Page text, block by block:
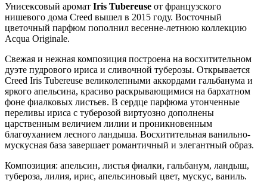
100ml
TESTER
Унисексовый аромат Iris Tubereuse от французского
нишевого дома Creed вышел в 2015 году. Восточный
цветочный парфюм пополнил весенне-летнюю коллекцию
Acqua Originale.
Свежая и нежная композиция построена на восхитительном
дуэте пудрового ириса и сливочной туберозы. Открывается
Creed Iris Tubereuse великолепными аккордами гальбанума и
яркого апельсина, красиво раскрывающимися на бархатном
фоне фиалковых листьев. В сердце парфюма утонченные
переливы ириса с туберозой виртуозно дополнены
царственным величием лилии и проникновенным
благоуханием лесного ландыша. Восхитительная ванильно-
мускусная база завершает романтичный и элегантный образ.
Композиция: апельсин, листья фиалки, гальбанум, ландыш,
тубероза, лилия, ирис, апельсиновый цвет, мускус, ваниль.